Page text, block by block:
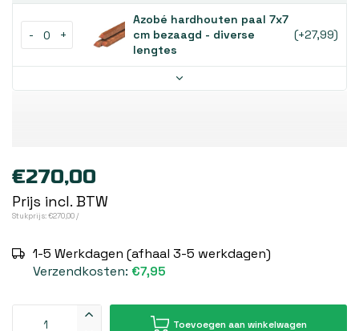
- +
Azobé hardhouten paal 7x7
cm bezaagd - diverse
lengtes
(+27,99)
€270,00
Prijs incl. BTW
Stukprijs: €270,00 /
1-5 Werkdagen (afhaal 3-5 werkdagen)
Verzendkosten: €7,95
Toevoegen aan winkelwagen